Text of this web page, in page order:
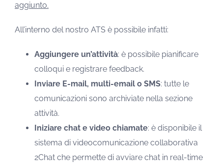
aggiunto.
All’interno del nostro ATS è possibile infatti:
Aggiungere un’attività: è possibile pianificare
colloqui e registrare feedback.
Inviare E-mail, multi-email o SMS: tutte le
comunicazioni sono archiviate nella sezione
attività.
Iniziare chat e video chiamate: è disponibile il
sistema di videocomunicazione collaborativa
2Chat che permette di avviare chat in real-time